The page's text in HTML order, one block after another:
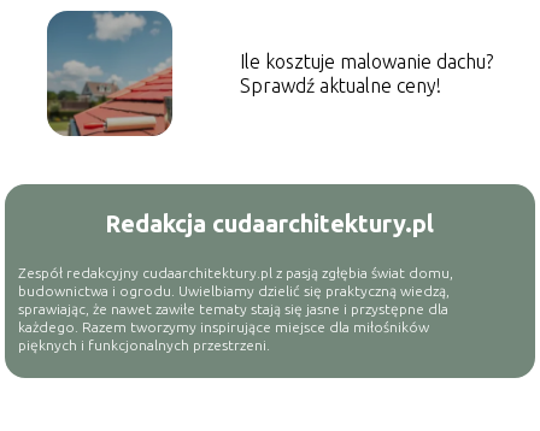
Ile kosztuje malowanie dachu?
Sprawdź aktualne ceny!
Redakcja cudaarchitektury.pl
Zespół redakcyjny cudaarchitektury.pl z pasją zgłębia świat domu,
budownictwa i ogrodu. Uwielbiamy dzielić się praktyczną wiedzą,
sprawiając, że nawet zawiłe tematy stają się jasne i przystępne dla
każdego. Razem tworzymy inspirujące miejsce dla miłośników
pięknych i funkcjonalnych przestrzeni.